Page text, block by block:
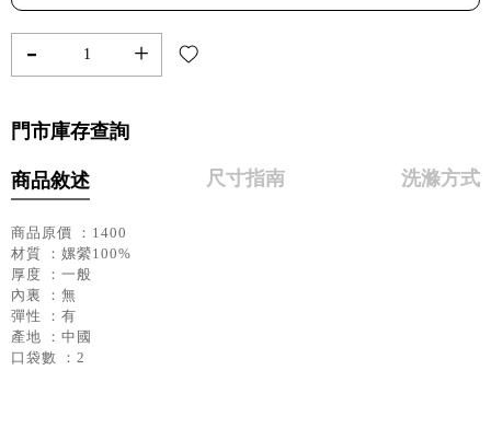
- +
門市庫存查詢
商品敘述 尺寸指南 洗滌方式
商品原價 ：1400
材質 ：嫘縈100%
厚度 ：一般
內裏 ：無
彈性 ：有
產地 ：中國
口袋數 ：2